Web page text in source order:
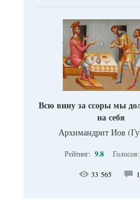
Всю вину за ссоры мы
на себя
Архимандрит Иов
Рейтинг: 9.8 Голосов:
33 565